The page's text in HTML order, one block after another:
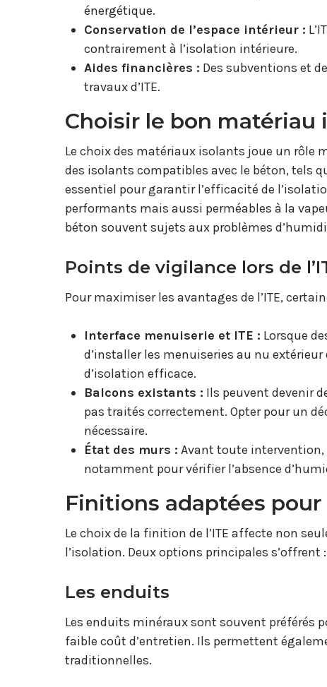
énergétique.
Conservation de l’espace intérieur :
contrairement à l’isolation intérieure.
Aides financières : Des subventions et
travaux d’ITE.
Choisir le bon matériau
Le choix des matériaux isolants joue un rôle
des isolants compatibles avec le béton, tels
essentiel pour garantir l’efficacité de
performants mais aussi perméables à la
béton souvent sujets aux problèmes
Points de vigilance lors de
Pour maximiser les avantages de l’ITE,
Interface menuiserie et ITE : Lorsque
d’installer les menuiseries au nu
d’isolation efficace.
Balcons existants : Ils peuvent devenir
pas traités correctement. Opter pour un
nécessaire.
État des murs : Avant toute intervention,
notamment pour vérifier l’absence
Finitions adaptées pour
Le choix de la finition de l’ITE affecte non
l’isolation. Deux options principales s’offrent
Les enduits
Les enduits minéraux sont souvent préférés
faible coût d’entretien. Ils permettent
traditionnelles.